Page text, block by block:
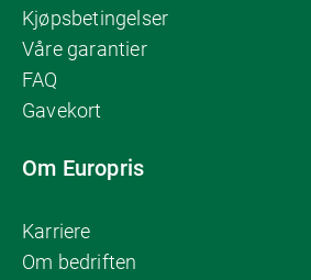
Kjøpsbetingelser
Våre garantier
FAQ
Gavekort
Om Europris
Karriere
Om bedriften